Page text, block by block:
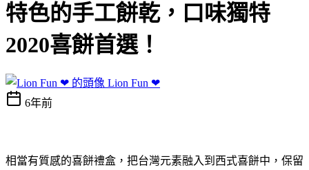
特色的手工餅乾，口味獨特
2020喜餅首選！
Lion Fun ❤
6年前
相當有質感的喜餅禮盒，把台灣元素融入到西式喜餅中，保留